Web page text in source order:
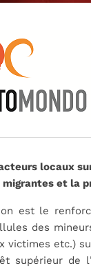
locaux
migrantes et la
est le
des
victimes etc.)
supérieur de